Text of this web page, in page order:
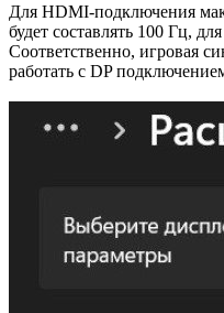
Для HDMI-подключения
будет составлять 100 Гц,
Соответственно, игровая
работать с DP